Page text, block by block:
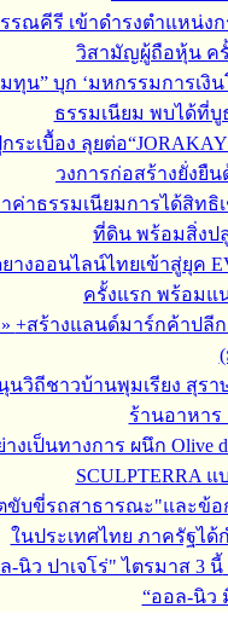
รณคีรี เข้าดำรงตำแหน่ง
วิสามัญผู้ถือหุ้น ครั้
ทุน” บุก ‘มหกรรมการเงิ
ธรรมเนียม พบได้ที่
ะเบื้อง ลุยต่อ“JORAKAY
วงการก่อสร้างยั่งยื
ค่าธรรมเนียมการได้สิทธิ
ที่ดิน พร้อมสิ่งป
ยางออนไลน์ไทยเข้าสู่ยุค
ครั้งแรก พร้อมแ
+สร้างแลนด์มาร์กค้าปลี
นวิถีชาวบ้านพุมเรียง สุรา
ร้านอาหาร
งเป็นทางการ ผนึก Olive
SCULPTERRA
ขับขี่รถสาธารณะ"และข้
ในประเทศไทย ภาครัฐไ
นิว ปาเจโร่" ไตรมาส 3 นี้
“ออล-นิว